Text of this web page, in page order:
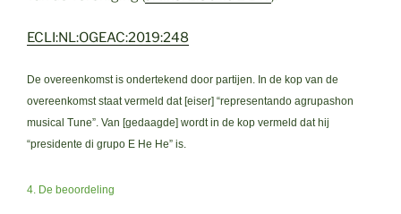
ECLI:NL:OGEAC:2019:248
De overeenkomst is ondertekend door partijen. In de kop van de
overeenkomst staat vermeld dat [eiser] “representando agrupashon
musical Tune”. Van [gedaagde] wordt in de kop vermeld dat hij
“presidente di grupo E He He” is.
4. De beoordeling